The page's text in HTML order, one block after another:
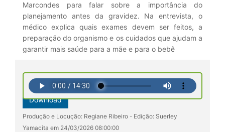
Marcondes para falar sobre a importância do
planejamento antes da gravidez. Na entrevista, o
médico explica quais exames devem ser feitos, a
preparação do organismo e os cuidados que ajudam a
garantir mais saúde para a mãe e para o bebê
Download
Produção e Locução: Regiane Ribeiro - Edição: Suerley
Yamacita em 24/03/2026 08:00:00